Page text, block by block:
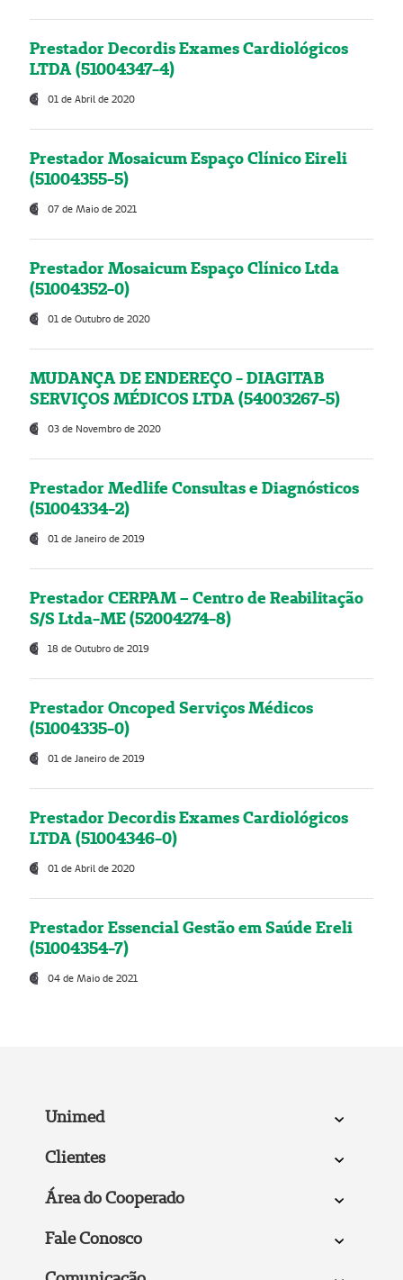
Prestador Decordis Exames Cardiológicos
LTDA (51004347-4)
01 de Abril de 2020
Prestador Mosaicum Espaço Clínico Eireli
(51004355-5)
07 de Maio de 2021
Prestador Mosaicum Espaço Clínico Ltda
(51004352-0)
01 de Outubro de 2020
MUDANÇA DE ENDEREÇO - DIAGITAB
SERVIÇOS MÉDICOS LTDA (54003267-5)
03 de Novembro de 2020
Prestador Medlife Consultas e Diagnósticos
(51004334-2)
01 de Janeiro de 2019
Prestador CERPAM – Centro de Reabilitação
S/S Ltda-ME (52004274-8)
18 de Outubro de 2019
Prestador Oncoped Serviços Médicos
(51004335-0)
01 de Janeiro de 2019
Prestador Decordis Exames Cardiológicos
LTDA (51004346-0)
01 de Abril de 2020
Prestador Essencial Gestão em Saúde Ereli
(51004354-7)
04 de Maio de 2021
Unimed
Clientes
Área do Cooperado
Fale Conosco